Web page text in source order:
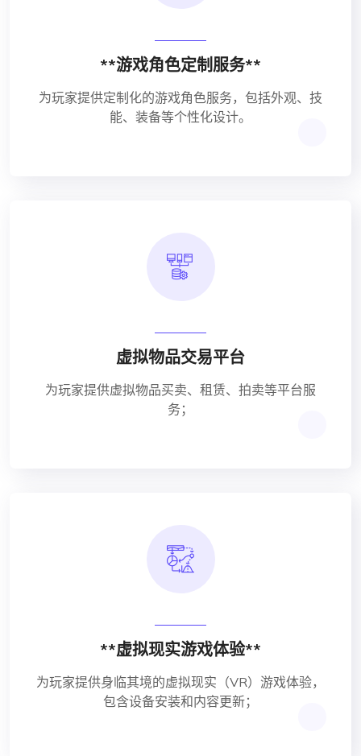
**游戏角色定制服务**
为玩家提供定制化的游戏角色服务，包括外观、技
能、装备等个性化设计。
虚拟物品交易平台
为玩家提供虚拟物品买卖、租赁、拍卖等平台服
务；
**虚拟现实游戏体验**
为玩家提供身临其境的虚拟现实（VR）游戏体验，
包含设备安装和内容更新；